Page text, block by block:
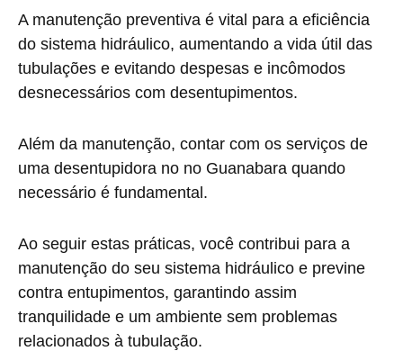
A manutenção preventiva é vital para a eficiência
do sistema hidráulico, aumentando a vida útil das
tubulações e evitando despesas e incômodos
desnecessários com desentupimentos.
Além da manutenção, contar com os serviços de
uma desentupidora no no Guanabara quando
necessário é fundamental.
Ao seguir estas práticas, você contribui para a
manutenção do seu sistema hidráulico e previne
contra entupimentos, garantindo assim
tranquilidade e um ambiente sem problemas
relacionados à tubulação.